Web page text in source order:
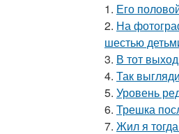
1. Его
2. На
шестью
3. В тот
4. Так
5. Уровень
6. Трешка
7. Жил я